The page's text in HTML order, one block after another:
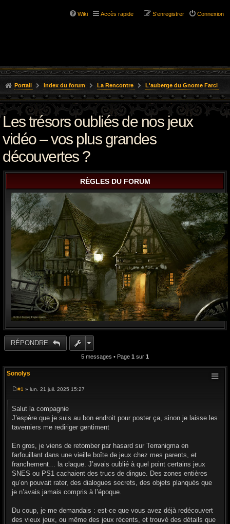
Wiki Accès rapide Connexion
S’enregistrer
Portail Index du forum La Rencontre L'auberge du Gnome Farci
Les trésors oubliés de nos jeux
vidéo – vos plus grandes
découvertes ?
RÈGLES DU FORUM
RÉPONDRE
5 messages • Page 1 sur 1
Sonolys
s
a
e
#1 » lun. 21 juil. 2025 15:27
Salut la compagnie
J’espère que je suis au bon endroit pour poster ça, sinon je laisse les
taverniers me rediriger gentiment
En gros, je viens de retomber par hasard sur Terranigma en
farfouillant dans une vieille boîte de jeux chez mes parents, et
franchement… la claque. J’avais oublié à quel point certains jeux
SNES ou PS1 cachaient des trucs de dingue. Des zones entières
qu’on pouvait rater, des dialogues secrets, des objets planqués que
je n’avais jamais compris à l’époque.
Du coup, je me demandais : est-ce que vous avez déjà redécouvert
des vieux jeux, ou même des jeux récents, et trouvé des détails que